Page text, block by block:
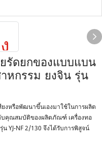
รัดยกของแบบแบน
หกรรม ยงจิน รุ่น
ยงหรือพัฒนาขึ้นเองมาใช้ในการผลิต
บคุณสมบัติของผลิตภัณฑ์ เครื่องทอ
YJ-NF 2/130 จึงได้รับการพิสูจน์